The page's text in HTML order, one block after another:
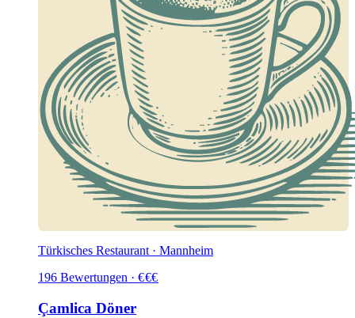
Türkisches Restaurant · Mannheim
196 Bewertungen · €€€
Çamlica Döner